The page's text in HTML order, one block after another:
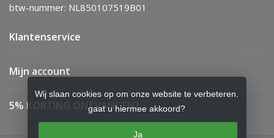
btw-nummer: NL850107519B01
Klantenservice
Mijn account
5% KORTING ONTVANGEN?
Wij slaan cookies op om onze website te verbeteren.
gaat u hiermee akkoord?
Ja